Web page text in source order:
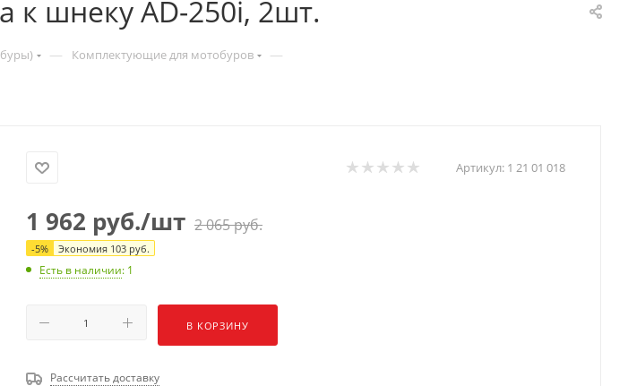
шнеку AD-250i, 2шт.
— Комплектующие для мотобуров —
Артикул: 1 21 01 018
1 962 руб./шт 2 065руб.
-5% Экономия 103 руб.
Есть в наличии: 1
В КОРЗИНУ
Рассчитать доставку